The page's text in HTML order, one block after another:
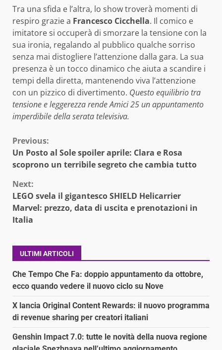
Tra una sfida e l’altra, lo show troverà momenti di
respiro grazie a Francesco Cicchella. Il comico e
imitatore si occuperà di smorzare la tensione con la
sua ironia, regalando al pubblico qualche sorriso
senza mai distogliere l’attenzione dalla gara. La sua
presenza è un tocco dinamico che aiuta a scandire i
tempi della diretta, mantenendo viva l’attenzione
con un pizzico di divertimento. Questo equilibrio tra
tensione e leggerezza rende Amici 25 un appuntamento
imperdibile della serata televisiva.
Continue
Reading
Previous:
Un Posto al Sole spoiler aprile: Clara e Rosa
scoprono un terribile segreto che cambia tutto
Next:
LEGO svela il gigantesco SHIELD Helicarrier
Marvel: prezzo, data di uscita e prenotazioni in
Italia
ULTIMI ARTICOLI
Che Tempo Che Fa: doppio appuntamento da ottobre,
ecco quando vedere il nuovo ciclo su Nove
X lancia Original Content Rewards: il nuovo programma
di revenue sharing per creatori italiani
Genshin Impact 7.0: tutte le novità della nuova regione